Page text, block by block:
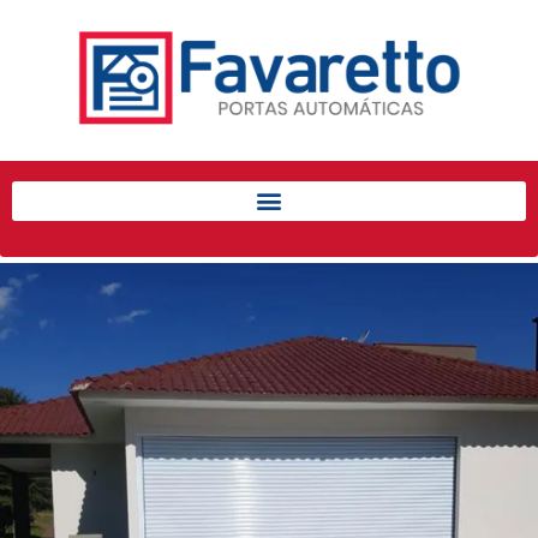
Início
Porta de Enrolar Automática
Automatizadores
Acessórios Para Portas de
Pintura eletrostática
Portfólio
Contato